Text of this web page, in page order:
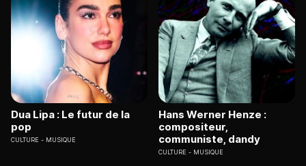
Dua Lipa : Le futur de la
pop
CULTURE MUSIQUE
Hans Werner Henze :
compositeur,
communiste, dandy
CULTURE MUSIQUE